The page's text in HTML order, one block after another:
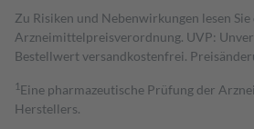
Zu Risiken und Nebenwirkungen lesen
Arzneimittelpreisverordnung. UVP:
Bestell­wert versand­kosten­frei.
1 Eine pharmazeutische Prüfung der
Herstellers.